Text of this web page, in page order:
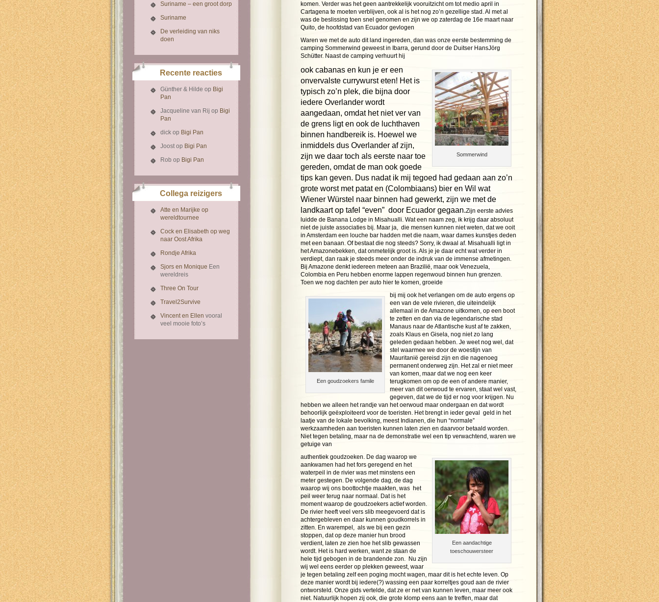
Suriname – een groot dorp
Suriname
De verleiding van niks
doen
Recente reacties
Günther & Hilde op Bigi
Pan
Jacqueline van Rij op Bigi
Pan
dick op Bigi Pan
Joostop Bigi Pan
Rob op Bigi Pan
Collega reizigers
Atte en Marijke op
wereldtournee
Cock en Elisabeth op weg
naar Oost Afrika
Rondje Afrika
Sjors en Monique Een
wereldreis
Three On Tour
Travel2Survive
Vincent en Ellen vooral
veel mooie foto’s
komen. Verder was het geen aantrekkelijk vooruitzicht om tot medio april in
Cartagena te moeten verblijven, ook al is het nog zo’n gezellige stad. Al met al
was de beslissing toen snel genomen en zijn we op zaterdag de 16e maart naar
Quito, de hoofdstad van Ecuador gevlogen
Waren we met de auto dit land ingereden, dan was onze eerste bestemming de
camping Sommerwind geweest in Ibarra, gerund door de Duitser HansJörg
Schütter. Naast de camping verhuurt hij
Sommerwind
ook cabanas en kun je er een
onvervalste currywurst eten! Het is
typisch zo’n plek, die bijna door
iedere Overlander wordt
aangedaan, omdat het niet ver van
de grens ligt en ook de luchthaven
binnen handbereik is. Hoewel we
inmiddels dus Overlander af zijn,
zijn we daar toch als eerste naar toe
gereden, omdat de man ook goede
tips kan geven. Dus nadat ik mij tegoed had gedaan aan zo’n
grote worst met patat en (Colombiaans) bier en Wil wat
Wiener Würstel naar binnen had gewerkt, zijn we met de
landkaart op tafel “even” door Ecuador gegaan.Zijn eerste advies
luidde de Banana Lodge in Misahualli. Wat een naam zeg, ik krijg daar absoluut
niet de juiste associaties bij. Maar ja, die mensen kunnen niet weten, dat we ooit
in Amsterdam een louche bar hadden met die naam, waar dames kunstjes deden
met een banaan. Of bestaat die nog steeds? Sorry, ik dwaal af. Misahualli ligt in
het Amazonebekken, dat onmetelijk groot is. Als je je daar echt wat verder in
verdiept, dan raak je steeds meer onder de indruk van de immense afmetingen.
Bij Amazone denkt iedereen meteen aan Brazilië, maar ook Venezuela,
Colombia en Peru hebben enorme lappen regenwoud binnen hun grenzen.
Toen we nog dachten per auto hier te komen, groeide
Een goudzoekers famile
bij mij ook het verlangen om de auto ergens op
een van de vele rivieren, die uiteindelijk
allemaal in de Amazone uitkomen, op een boot
te zetten en dan via de legendarische stad
Manaus naar de Atlantische kust af te zakken,
zoals Klaus en Gisela, nog niet zo lang
geleden gedaan hebben. Je weet nog wel, dat
stel waarmee we door de woestijn van
Mauritanië gereisd zijn en die nagenoeg
permanent onderweg zijn. Het zal er niet meer
van komen, maar dat we nog een keer
terugkomen om op de een of andere manier,
meer van dit oerwoud te ervaren, staat wel vast,
gegeven, dat we de tijd er nog voor krijgen. Nu
hebben we alleen het randje van het oerwoud maar ondergaan en dat wordt
behoorlijk geëxploiteerd voor de toeristen. Het brengt in ieder geval geld in het
laatje van de lokale bevolking, meest Indianen, die hun “normale”
werkzaamheden aan toeristen kunnen laten zien en daarvoor betaald worden.
Niet tegen betaling, maar na de demonstratie wel een tip verwachtend, waren we
getuige van
Een aandachtige
toeschouwersteer
authentiek goudzoeken. De dag waarop we
aankwamen had het fors geregend en het
waterpeil in de rivier was met minstens een
meter gestegen. De volgende dag, de dag
waarop wij ons boottochtje maakten, was het
peil weer terug naar normaal. Dat is het
moment waarop de goudzoekers actief worden.
De rivier heeft veel vers slib meegevoerd dat is
achtergebleven en daar kunnen goudkorrels in
zitten. En warempel, als we bij een gezin
stoppen, dat op deze manier hun brood
verdient, laten ze zien hoe het slib gewassen
wordt. Het is hard werken, want ze staan de
hele tijd gebogen in de brandende zon. Nu zijn
wij wel eens eerder op plekken geweest, waar
je tegen betaling zelf een poging mocht wagen, maar dit is het echte leven. Op
deze manier wordt bij iedere(?) wassing een paar korreltjes goud aan de rivier
ontworsteld. Onze gids vertelde, dat ze er net van kunnen leven, maar meer ook
niet. Natuurlijk hopen zij ook, die grote klomp eens aan te treffen, maar dat